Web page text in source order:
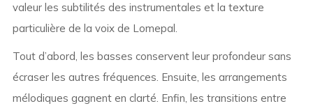
valeur les subtilités des instrumentales et la texture
particulière de la voix de Lomepal.
Tout d’abord, les basses conservent leur profondeur sans
écraser les autres fréquences. Ensuite, les arrangements
mélodiques gagnent en clarté. Enfin, les transitions entre